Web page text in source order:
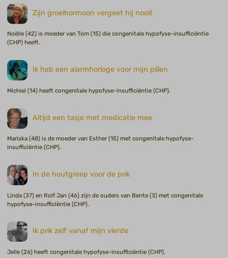
Zijn groeihormoon vergeet hij nooit
Noëlle (42) is moeder van Tom (15) die congenitale hypofyse-insufficiëntie
(CHP) heeft.
Ik heb een alarmhorloge voor mijn pillen
Michiel (14) heeft congenitale hypofyse-insufficiëntie (CHP).
Altijd een tasje met medicatie mee
Mariska (48) is de moeder van Esther (15) met congenitale hypofyse-
insufficiëntie (CHP).
In de houtgreep voor de prik
Linda (37) en Rolf Jan (46) zijn de ouders van Bente (3) met congenitale
hypofyse-insufficiëntie (CHP).
Ik prik zelf vanaf mijn vierde
Jelle (26) heeft congenitale hypofyse-insufficiëntie (CHP).